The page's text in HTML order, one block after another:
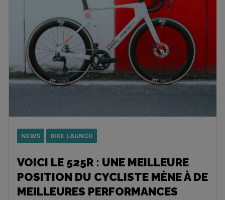
NEWS BIKE LAUNCH
VOICI LE 525R : UNE MEILLEURE
POSITION DU CYCLISTE MÈNE À DE
MEILLEURES PERFORMANCES